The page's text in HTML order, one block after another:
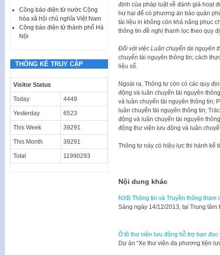
định của pháp luật về đánh giá hoạt
hư hại để có phương án bảo quản
tài liệu in không còn khả năng phục
thông tin đề nghị thanh lọc theo quy
Đối với việc Luân chuyển tài nguyên
chuyển tài nguyên thông tin; cách
liệu số.
Ngoài ra, Thông tư còn có các quy
động và luân chuyển tài nguyên
và luân chuyển tài nguyên thông tin;
luân chuyển tài nguyên thông tin;
động và luân chuyển tài nguyên
động thư viện lưu động và luân
Thông tư này có hiệu lực thi hành kể
Nội dung khác
NXB Thông tin và Truyền thông
​Sáng ngày 14/12/2013, tại Trung
Ô tô thư viện lưu động hỗ trợ bạn đọc
Dự án “Xe thư viện đa phương tiện
Công báo điện tử nước Cộng
hòa xã hội chủ nghĩa Việt Nam
Công báo điện tử thành phố Hà
Nội
THỐNG KÊ TRUY CẬP
Visitor Status
Today 4449
Yesterday 6523
This Week 39291
This Month 39291
Total 11990293